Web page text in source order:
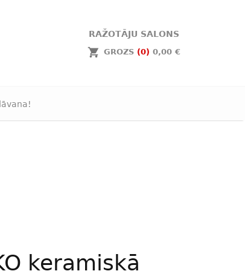
RAŽOTĀJU SALONS
GROZS (0) 0,00 €
keramiskā